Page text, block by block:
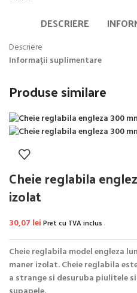
DESCRIERE
Descriere
Informații suplimentare
Produse similare
Cheie reglabila
izolat
30,07 lei Pret cu TVA inclus
Cheie reglabila model engleza
maner izolat. Cheie reglabila
a strange si desuruba piulitele